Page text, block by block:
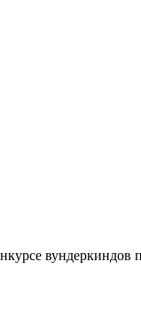
вундеркиндов